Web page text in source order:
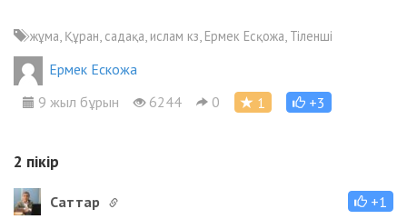
жұма, Құран, садақа, ислам кз, Ермек Есқожа, Тіленші
Ермек Ескожа
9 жыл бұрын
6244 0 1 +3
2 пікір
Cаттар
+1